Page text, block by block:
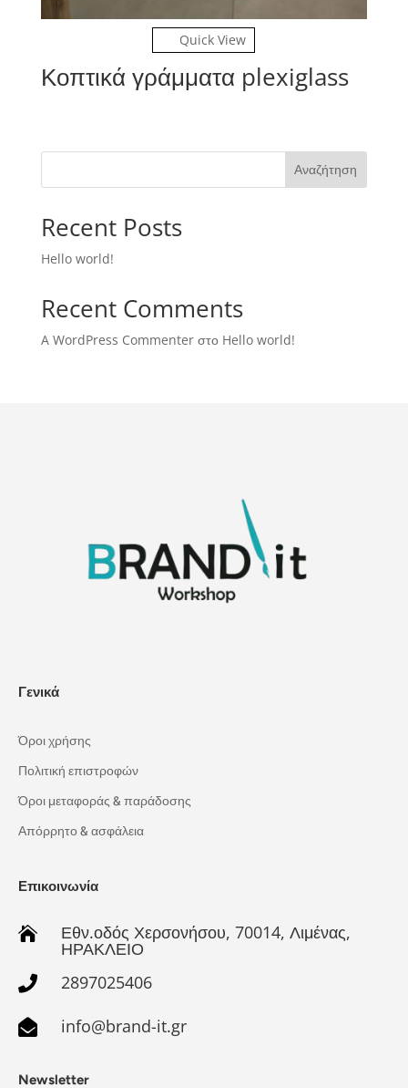
Quick View
Κοπτικά γράμματα plexiglass
Αναζήτηση
Recent Posts
Hello world!
Recent Comments
A WordPress Commenterστο Hello world!
Γενικά
Όροι χρήσης
Πολιτική επιστροφών
Όροι μεταφοράς & παράδοσης
Απόρρητο & ασφάλεια
Επικοινωνία
 Εθν.οδός Χερσονήσου, 70014, Λιμένας,
ΗΡΑΚΛΕΙΟ
 2897025406
 info@brand-it.gr
Newsletter